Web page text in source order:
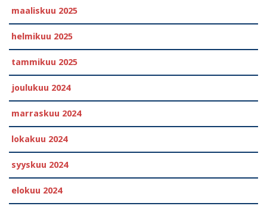
maaliskuu 2025
helmikuu 2025
tammikuu 2025
joulukuu 2024
marraskuu 2024
lokakuu 2024
syyskuu 2024
elokuu 2024